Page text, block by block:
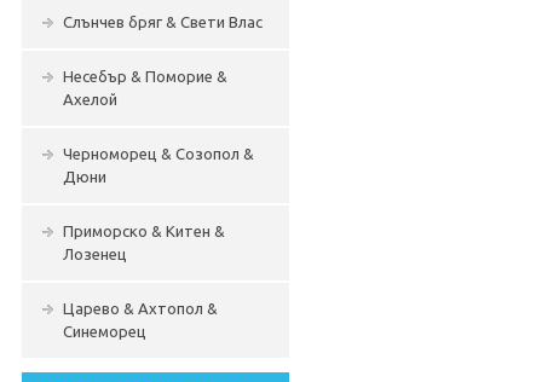
Слънчев бряг & Свети Влас
Несебър & Поморие &
Ахелой
Черноморец & Созопол &
Дюни
Приморско & Китен &
Лозенец
Царево & Ахтопол &
Синеморец